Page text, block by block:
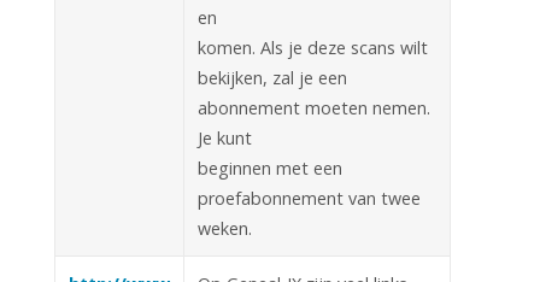
en
komen. Als je deze scans wilt
bekijken, zal je een
abonnement moeten nemen.
Je kunt
beginnen met een
proefabonnement van twee
weken.